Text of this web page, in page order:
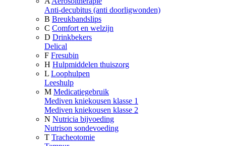
Anti-decubitus (anti doorligwonden)
B Breukbandslips
C Comfort en welzijn
D Drinkbekers
Delical
F Fresubin
H Hulpmiddelen thuiszorg
L Loophulpen
Leeshulp
M Medicatiegebruik
Mediven kniekousen klasse 1
Mediven kniekousen klasse 2
N Nutricia bijvoeding
Nutrison sondevoeding
T Tracheotomie